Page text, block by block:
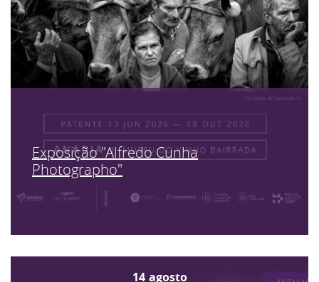
Exposição "Alfredo Cunha
Photographo"
14 agosto